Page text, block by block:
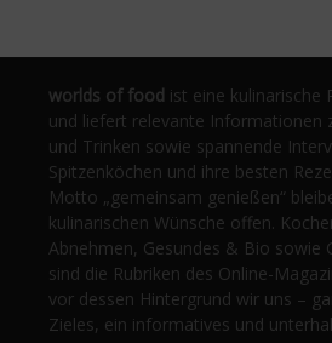
worlds of food ist eine kulinarische
und liefert relevante Informationen
und Trinken sowie spannende
Spitzenköchen und ihre besten
Motto „gemeinsam genießen“
kulinarischen Wünsche offen.
Abnehmen, Gesundes & Bio sowie
sind die Rubriken des Online-
vor dessen Hintergrund wir uns –
Zieles, ein informatives und